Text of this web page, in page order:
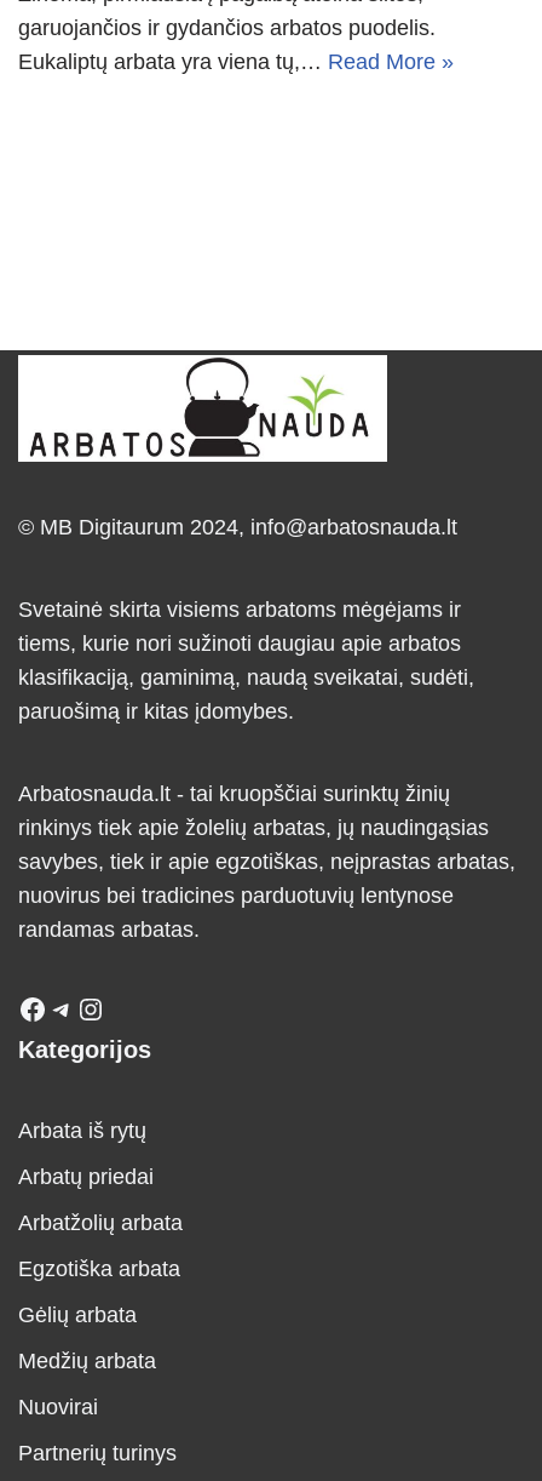
garuojančios ir gydančios arbatos puodelis.
Eukaliptų arbata yra viena tų,… Read More »
© MB Digitaurum 2024, info@arbatosnauda.lt
Svetainė skirta visiems arbatoms mėgėjams ir
tiems, kurie nori sužinoti daugiau apie arbatos
klasifikaciją, gaminimą, naudą sveikatai, sudėti,
paruošimą ir kitas įdomybes.
Arbatosnauda.lt - tai kruopščiai surinktų žinių
rinkinys tiek apie žolelių arbatas, jų naudingąsias
savybes, tiek ir apie egzotiškas, neįprastas arbatas,
nuovirus bei tradicines parduotuvių lentynose
randamas arbatas.
Kategorijos
Arbata iš rytų
Arbatų priedai
Arbatžolių arbata
Egzotiška arbata
Gėlių arbata
Medžių arbata
Nuovirai
Partnerių turinys